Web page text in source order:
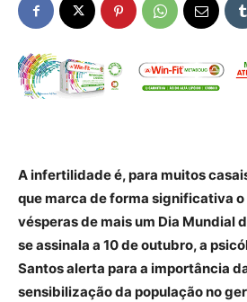
A infertilidade é, para muitos
que marca de forma significativa o
vésperas de mais um Dia Mundial
se assinala a 10 de outubro, a
Santos alerta para a importância
sensibilização da população no